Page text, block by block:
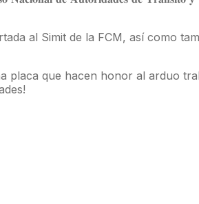
al Simit de la FCM, así como
placa que hacen honor al arduo